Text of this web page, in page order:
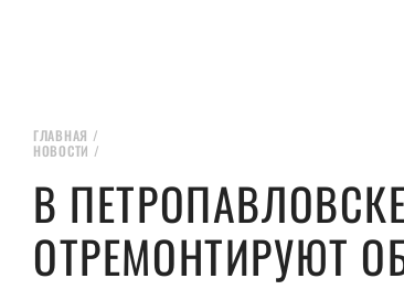
ГЛАВНАЯ /
НОВОСТИ /
В
ОТРЕМОНТИРУЮТ